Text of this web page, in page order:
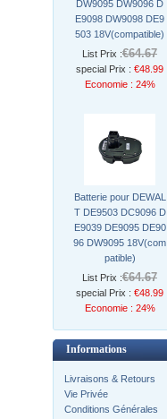
DW9095 DW9096 D
E9098 DW9098 DE9
503 18V(compatible)
List Prix :€64.67
special Prix : €48.99
Economie : 24%
Batterie pour DEWAL
T DE9503 DC9096 D
E9039 DE9095 DE90
96 DW9095 18V(com
patible)
List Prix :€64.67
special Prix : €48.99
Economie : 24%
Informations
Livraisons & Retours
Vie Privée
Conditions Générales